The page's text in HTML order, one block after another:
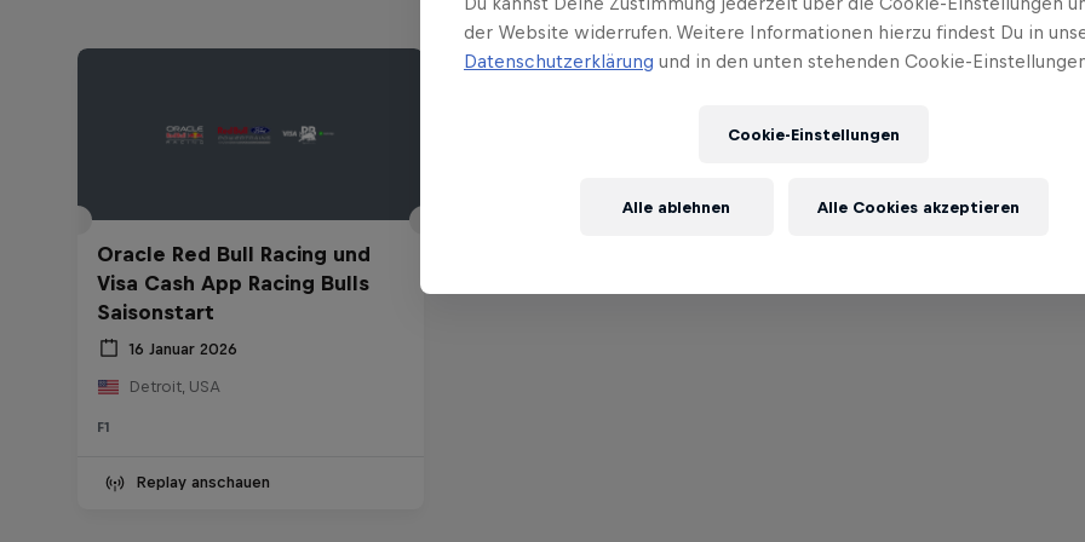
Oracle Red Bull Racing und
Visa Cash App Racing Bulls
Saisonstart
16 Januar 2026
Detroit, USA
F1
Replay anschauen
der Website widerrufen. Weitere Informationen hierzu findest Du in
Datenschutzerklärung und in den unten stehenden Cookie-
Cookie-Einstellungen
Alle ablehnen Alle Cookies akzeptieren